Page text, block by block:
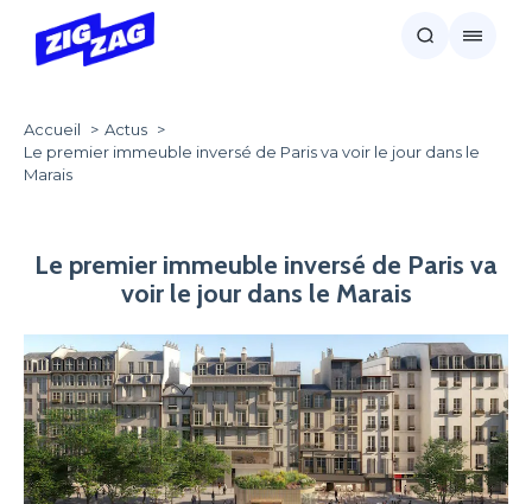
Accueil
Actus
Le premier immeuble inversé de Paris va voir le jour dans le
Marais
Le premier immeuble inversé de Paris va
voir le jour dans le Marais